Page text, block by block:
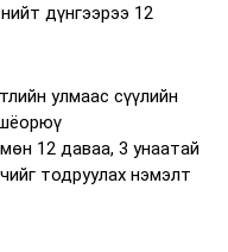
дүнгээрээ 12
улмаас сүүлийн
12 даваа, 3 унаатай
тодруулах нэмэлт